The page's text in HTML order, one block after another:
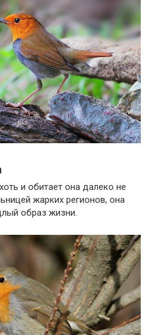
и обитает она далеко не
жарких регионов, она
образ жизни.